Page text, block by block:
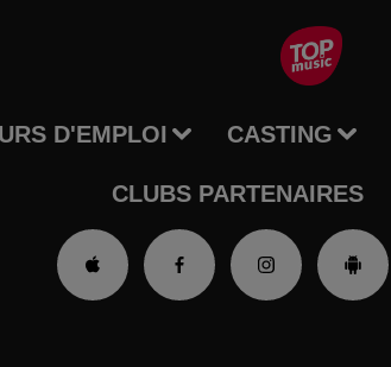
D'EMPLOI CASTING
CLUBS PARTENAIRES